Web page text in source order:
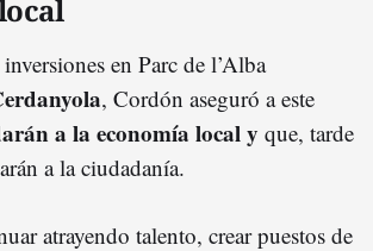
en Parc de l’Alba
, Cordón aseguró a este
a la economía local y que, tarde
a la ciudadanía.
atrayendo talento, crear puestos de